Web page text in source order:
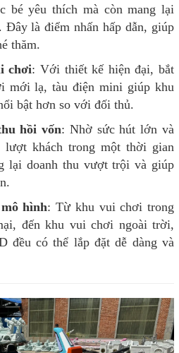
bé yêu thích mà còn mang lại
là điểm nhấn hấp dẫn, giúp
thăm.
chơi: Với thiết kế hiện đại, bắt
mới lạ, tàu điện mini giúp khu
bật hơn so với đối thủ.
hồi vốn: Nhờ sức hút lớn và
lượt khách trong một thời gian
lại doanh thu vượt trội và giúp
hình: Từ khu vui chơi trong
đến khu vui chơi ngoài trời,
đều có thể lắp đặt dễ dàng và